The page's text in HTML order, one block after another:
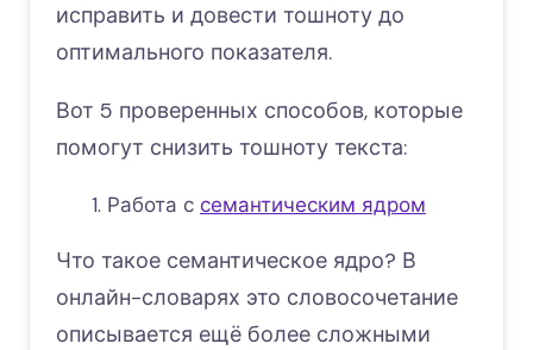
исправить и довести тошноту до
оптимального показателя.
Вот 5 проверенных способов, которые
помогут снизить тошноту текста:
Работа с семантическим ядром
Что такое семантическое ядро? В
онлайн-словарях это словосочетание
описывается ещё более сложными